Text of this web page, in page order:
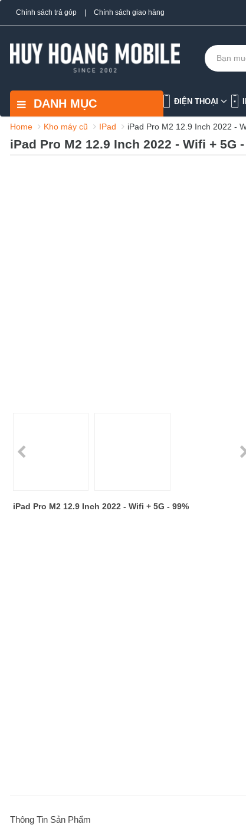
Chính sách trả góp Chính sách giao hàng
DANH MỤC ĐIỆN THOẠI
Home Kho máy cũ IPad iPad Pro M2 12.9 Inch 2022 -
iPad Pro M2 12.9 Inch 2022 - Wifi + 5G
iPad Pro M2 12.9 Inch 2022 - Wifi + 5G - 99%
Thông Tin Sản Phẩm